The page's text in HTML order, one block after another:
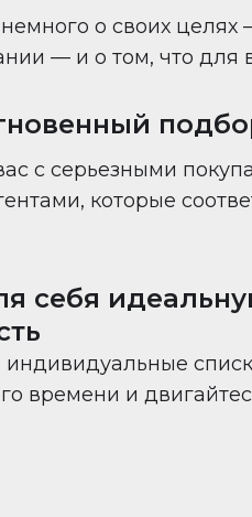
о своих
— и о том, что для
с серьезными
которые
себя
времени и